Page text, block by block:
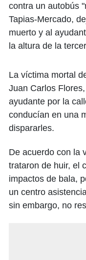
contra un autobús
Tapias-Mercado,
muerto y al
la altura de la
La víctima mortal
Juan Carlos
ayudante por la
conducían en una
dispararles. ​​​​​​
De acuerdo con la
trataron de huir, el
impactos de bala,
un centro
sin embargo, no